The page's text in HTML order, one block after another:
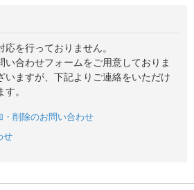
を行っておりません。
い合わせフォームをご用意しておりま
いますが、下記よりご連絡をいただけ
。
削除のお問い合わせ
せ